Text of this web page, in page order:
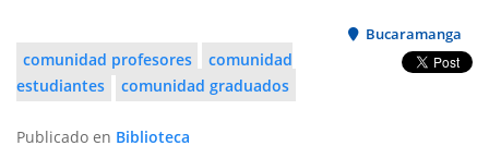
Bucaramanga
comunidad profesores
comunidad
estudiantes
comunidad graduados
Publicado en Biblioteca